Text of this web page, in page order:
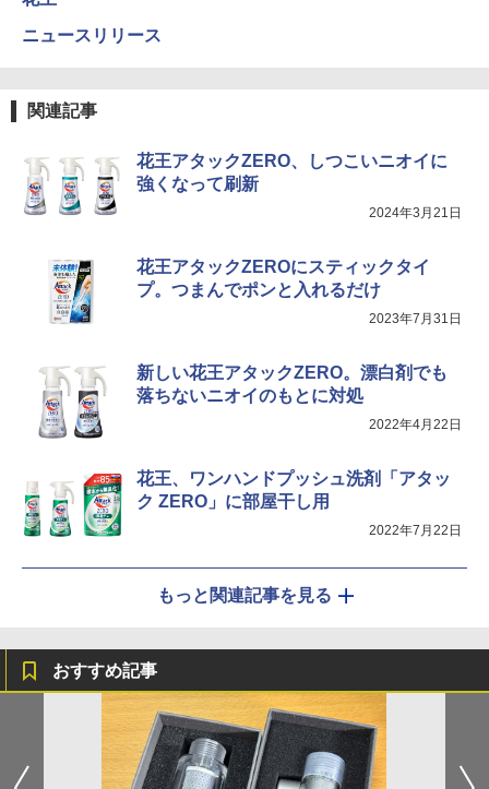
ニュースリリース
関連記事
花王アタックZERO、しつこいニオイに
強くなって刷新
2024年3月21日
花王アタックZEROにスティックタイ
プ。つまんでポンと入れるだけ
2023年7月31日
新しい花王アタックZERO。漂白剤でも
落ちないニオイのもとに対処
2022年4月22日
花王、ワンハンドプッシュ洗剤「アタッ
ク ZERO」に部屋干し用
2022年7月22日
もっと関連記事を見る
おすすめ記事